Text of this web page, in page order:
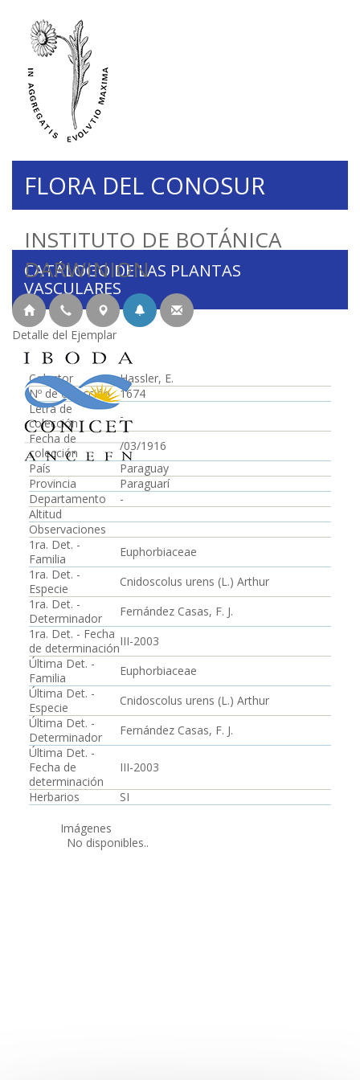
INSTITUTO DE BOTÁNICA
DARWINION
FLORA DEL CONOSUR
CATÁLOGO DE LAS PLANTAS
VASCULARES
Detalle del Ejemplar
Colector
Hassler, E.
Nº de colección
1674
Letra de
colección
-
Fecha de
colección
/03/1916
País
Paraguay
Provincia
Paraguarí
Departamento
-
Altitud
Observaciones
1ra. Det. -
Familia
Euphorbiaceae
1ra. Det. -
Especie
Cnidoscolus urens (L.) Arthur
1ra. Det. -
Determinador
Fernández Casas, F. J.
1ra. Det. - Fecha
de determinaciónIII-2003
Última Det. -
Familia
Euphorbiaceae
Última Det. -
Especie
Cnidoscolus urens (L.) Arthur
Última Det. -
Determinador
Fernández Casas, F. J.
Última Det. -
Fecha de
determinación
III-2003
Herbarios
SI
Imágenes
No disponibles..